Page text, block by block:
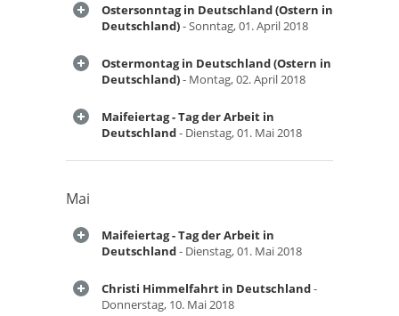
Ostersonntag in Deutschland (Ostern in
Deutschland)- Sonntag, 01. April 2018
Ostermontag in Deutschland (Ostern in
Deutschland)- Montag, 02. April 2018
Maifeiertag - Tag der Arbeit in
Deutschland- Dienstag, 01. Mai 2018
Mai
Maifeiertag - Tag der Arbeit in
Deutschland- Dienstag, 01. Mai 2018
Christi Himmelfahrt in Deutschland-
Donnerstag, 10. Mai 2018